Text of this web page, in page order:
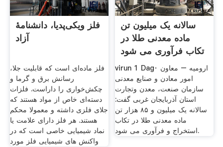
فلز ویکی‌پدیا، دانشنامهٔ
آزاد
فلز ماده‌ای است که قابلیت جلا،
رسانش برق و گرما و
چکش‌خواری را داراست. فلزات
دسته‌ای خاص از مواد هستند که
جلای فلزی داشته و معمولا محکم
هستند. هر فلز دارای علامت یا
نماد شیمیایی خاصی است که در
واکنش های شیمیایی فلز مورد
سالانه یک میلیون تن
ماده معدنی طلا در
تکاب فرآوری می شود
virun 1 Dag· ارومیه – معاون
امور معادن و صنایع معدنی
سازمان صنعت، معدن وتجارت
استان آذربایجان غربی گفت:
سالانه یک میلیون و ۸۵ هزار تن
ماده معدنی طلا در تکاب
استخراج و فرآوری می شود.